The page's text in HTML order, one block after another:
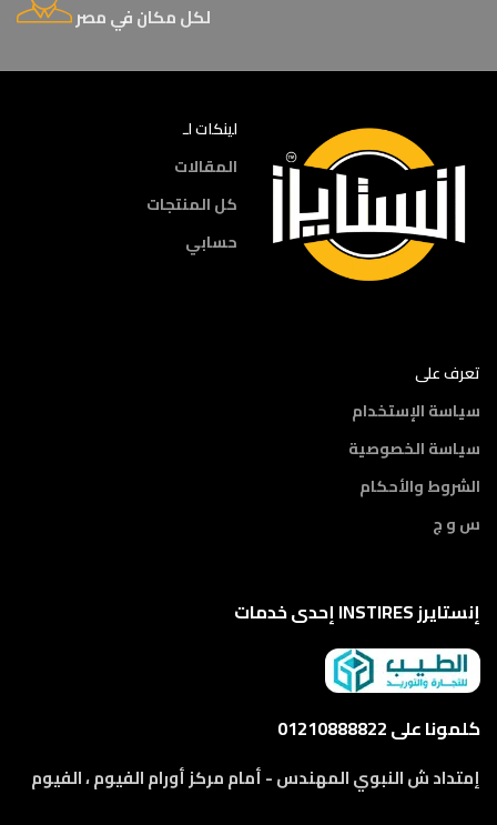
لكل مكان في مصر
لينكات لـ
المقالات
كل المنتجات
حسابي
تعرف على
سياسة الإستخدام
سياسة الخصوصية
الشروط والأحكام
س و ج
إنستايرز INSTIRES إحدى خدمات
كلمونا على 01210888822
إمتداد ش النبوي المهندس - أمام مركز أورام الفيوم ، الفيوم